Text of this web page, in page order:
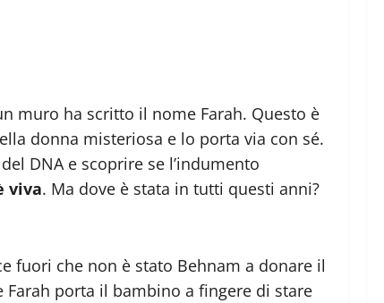
muro ha scritto il nome Farah. Questo è
donna misteriosa e lo porta via con sé.
DNA e scoprire se l’indumento
viva. Ma dove è stata in tutti questi anni?
fuori che non è stato Behnam a donare il
porta il bambino a fingere di stare